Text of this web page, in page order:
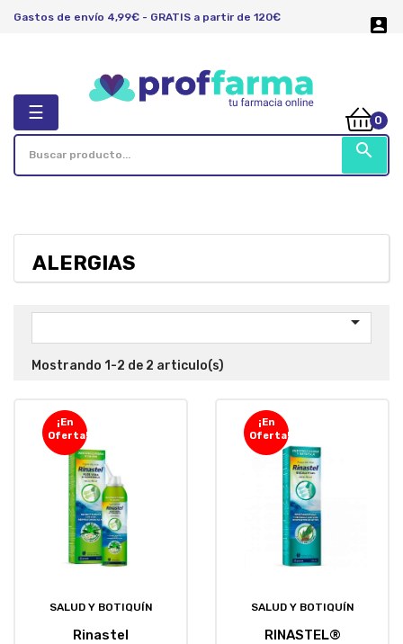
Gastos de envío 4,99€ - GRATIS a partir de 120€ 
search
Navegación
de
palanca
☰ 0
ALERGIAS

Mostrando 1-2 de 2 articulo(s)
¡En
Oferta!
SALUD Y BOTIQUÍN
Rinastel
¡En
Oferta!
SALUD Y BOTIQUÍN
RINASTEL®